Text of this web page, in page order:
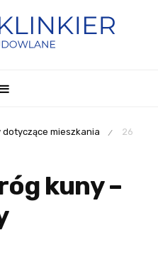
dotyczące mieszkania /
26
kuny –